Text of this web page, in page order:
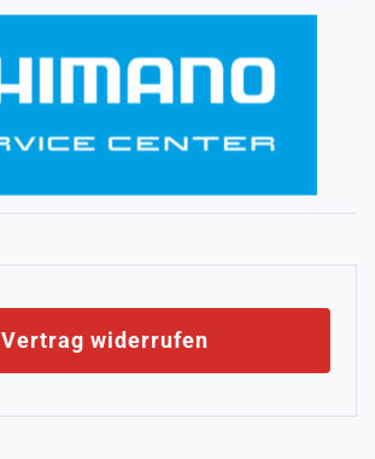
Vertrag widerrufen